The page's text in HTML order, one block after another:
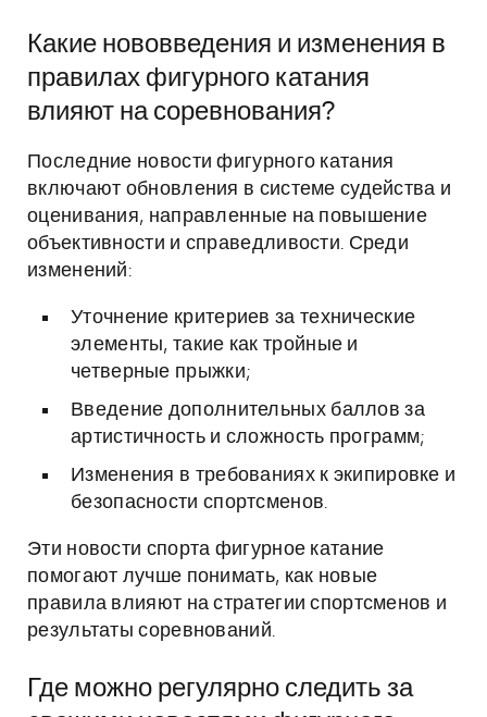
Какие нововведения и изменения в
правилах фигурного катания
влияют на соревнования?
Последние новости фигурного катания
включают обновления в системе судейства и
оценивания, направленные на повышение
объективности и справедливости. Среди
изменений:
Уточнение критериев за технические
элементы, такие как тройные и
четверные прыжки;
Введение дополнительных баллов за
артистичность и сложность программ;
Изменения в требованиях к экипировке и
безопасности спортсменов.
Эти новости спорта фигурное катание
помогают лучше понимать, как новые
правила влияют на стратегии спортсменов и
результаты соревнований.
Где можно регулярно следить за